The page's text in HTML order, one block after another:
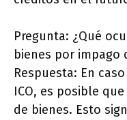
Pregunta: ¿Qué
bienes por impago
Respuesta: En
ICO, es posible
de bienes. Esto